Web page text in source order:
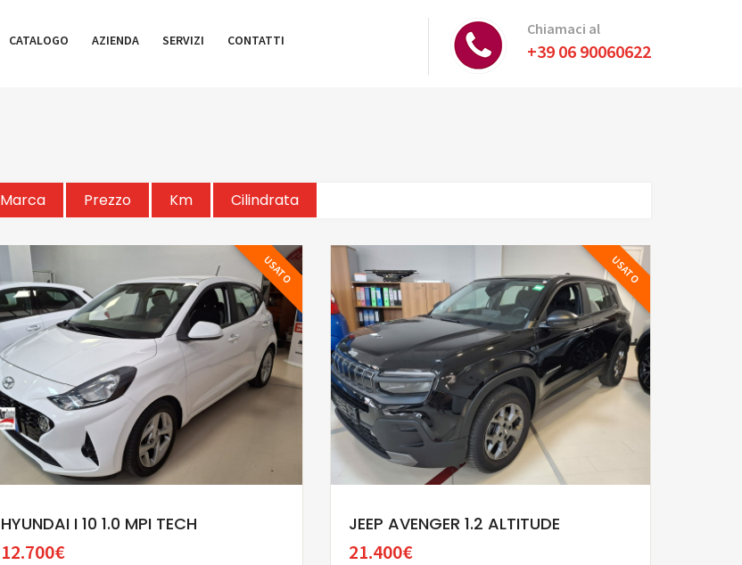
CATALOGO AZIENDA SERVIZI CONTATTI
Chiamaci al
+39 06 90060622
Marca Prezzo Km Cilindrata
USATO
HYUNDAI I 10 1.0 MPI TECH
12.700€
USATO
JEEP AVENGER 1.2 ALTITUDE
21.400€